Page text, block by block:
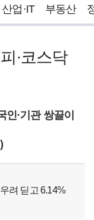
산업·IT 부동산
·코스닥
·기관 쌍끌이
려 딛고 6.14%